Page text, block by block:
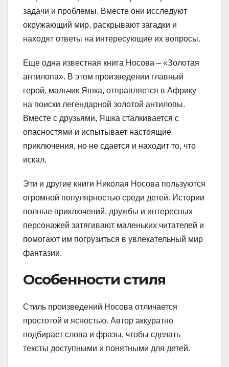
задачи и проблемы. Вместе они исследуют
окружающий мир, раскрывают загадки и
находят ответы на интересующие их вопросы.
Еще одна известная книга Носова – «Золотая
антилопа». В этом произведении главный
герой, мальчик Яшка, отправляется в Африку
на поиски легендарной золотой антилопы.
Вместе с друзьями, Яшка сталкивается с
опасностями и испытывает настоящие
приключения, но не сдается и находит то, что
искал.
Эти и другие книги Николая Носова пользуются
огромной популярностью среди детей. Истории
полные приключений, дружбы и интересных
персонажей затягивают маленьких читателей и
помогают им погрузиться в увлекательный мир
фантазии.
Особенности стиля
Стиль произведений Носова отличается
простотой и ясностью. Автор аккуратно
подбирает слова и фразы, чтобы сделать
тексты доступными и понятными для детей.